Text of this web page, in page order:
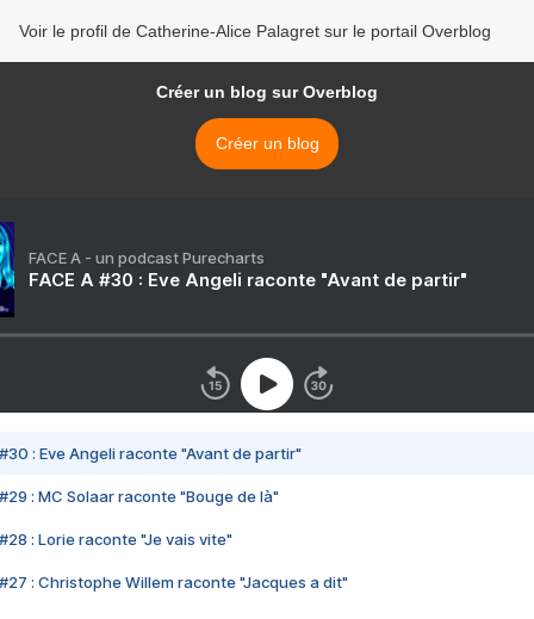
Voir le profil de Catherine-Alice Palagret sur le portail Overblog
Créer un blog sur Overblog
Créer un blog
FACE A - un podcast Purecharts
FACE A #30 : Eve Angeli raconte "Avant de partir"
#30 : Eve Angeli raconte "Avant de partir"
#29 : MC Solaar raconte "Bouge de là"
#28 : Lorie raconte "Je vais vite"
#27 : Christophe Willem raconte "Jacques a dit"